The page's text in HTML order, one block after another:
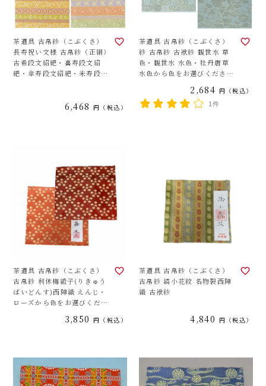
茶道具 古帛紗（こぶくさ）
長寿祝い文様 古帛紗（正絹）
古希段文紹紦・喜寿段文紹
紦・傘寿段文紹紦・米寿段文
6,468 税込
茶道具 古帛紗（こぶくさ）
紗 古帛紗 古袱紗 観世水 草
色・観世水 水色・牡丹唐草
水色から色をお選びくださ
2,684 税込
1件
茶道具 古帛紗（こぶくさ）
古帛紗 利休梅緞子(りきゅう
ばいどんす)西陣織 えんじ・
ローズから色をお選びくださ
3,850 税込
茶道具 古帛紗（こぶくさ）
古帛紗 縞小花紋 名物裂西陣
織 古袱紗
4,840 税込